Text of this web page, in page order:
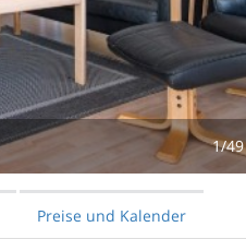
1/49
Preise und Kalender